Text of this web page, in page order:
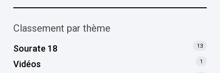
Classement par thème
Sourate 18 13
Vidéos 1